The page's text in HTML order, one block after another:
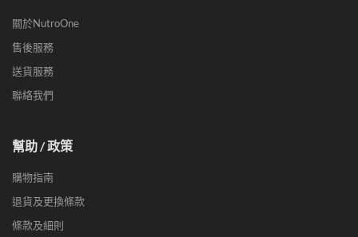
關於NutroOne
售後服務
送貨服務
聯絡我們
幫助 / 政策
購物指南
退貨及更換條款
條款及細則